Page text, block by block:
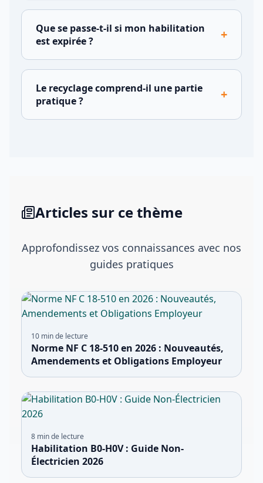
Que se passe-t-il si mon habilitation
est expirée ?
+
Le recyclage comprend-il une partie
pratique ?
+
Articles sur ce thème
Approfondissez vos connaissances avec nos
guides pratiques
10 min de lecture
Norme NF C 18-510 en 2026 : Nouveautés,
Amendements et Obligations Employeur
8 min de lecture
Habilitation B0-H0V : Guide Non-
Électricien 2026